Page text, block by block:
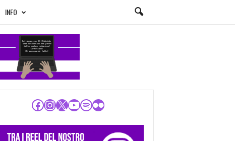
INFO
Facebook
Instagram
X YouTube
Spotify
Flickr